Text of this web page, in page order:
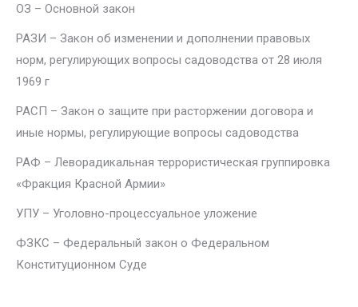
ОЗ – Основной закон
РАЗИ – Закон об изменении и дополнении правовых
норм, регулирующих вопросы садоводства от 28 июля
1969 г
РАСП – Закон о защите при расторжении договора и
иные нормы, регулирующие вопросы садоводства
РАФ – Леворадикальная террористическая группировка
«Фракция Красной Армии»
УПУ – Уголовно-процессуальное уложение
ФЗКС – Федеральный закон о Федеральном
Конституционном Суде